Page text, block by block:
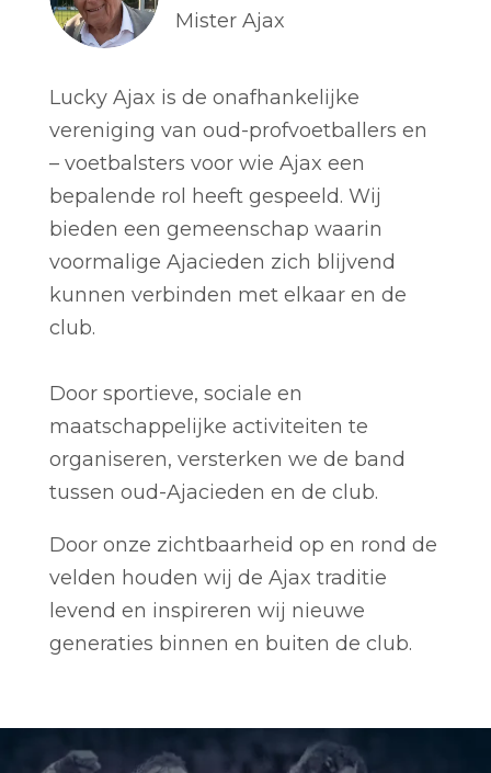
Mister Ajax
Lucky Ajax is de onafhankelijke
vereniging van oud-profvoetballers en
– voetbalsters voor wie Ajax een
bepalende rol heeft gespeeld. Wij
bieden een gemeenschap waarin
voormalige Ajacieden zich blijvend
kunnen verbinden met elkaar en de
club.
Door sportieve, sociale en
maatschappelijke activiteiten te
organiseren, versterken we de band
tussen oud-Ajacieden en de club.
Door onze zichtbaarheid op en rond de
velden houden wij de Ajax traditie
levend en inspireren wij nieuwe
generaties binnen en buiten de club.